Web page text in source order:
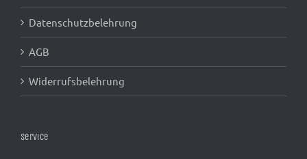
Datenschutzbelehrung
AGB
Widerrufsbelehrung
Service